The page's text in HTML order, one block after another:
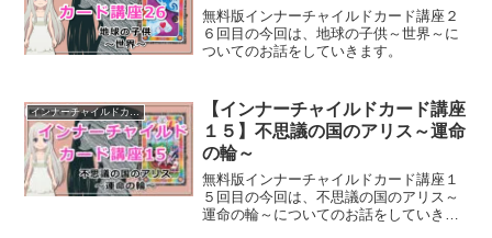
無料版インナーチャイルドカード講座２
６回目の今回は、地球の子供～世界～に
ついてのお話をしていきます。
インナーチャイルドカード講座
【インナーチャイルドカード講座
１５】不思議の国のアリス～運命
の輪～
無料版インナーチャイルドカード講座１
５回目の今回は、不思議の国のアリス～
運命の輪～についてのお話をしていきま